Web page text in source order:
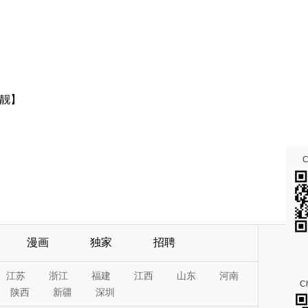
】
漫画 独家 招聘
江苏 浙江 福建 江西 山东
河南
陕西 新疆 深圳